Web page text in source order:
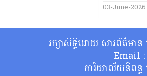
03-June-2026
រក្សាសិទ្ធិដោយ សារព័ត៌មា
Email
ការិយាល័យនិពន្ធ